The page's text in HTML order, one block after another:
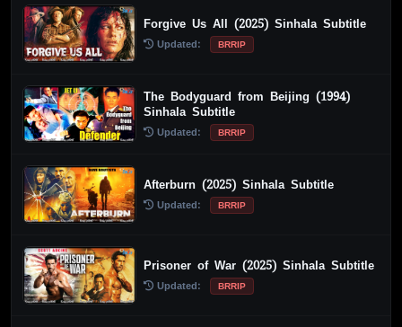
Forgive Us All (2025) Sinhala Subtitle
Updated: BRRIP
The Bodyguard from Beijing (1994)
Sinhala Subtitle
Updated: BRRIP
Afterburn (2025) Sinhala Subtitle
Updated: BRRIP
Prisoner of War (2025) Sinhala Subtitle
Updated: BRRIP